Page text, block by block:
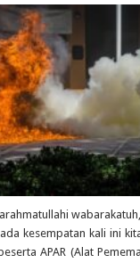
kesempatan kali ini
APAR (Alat